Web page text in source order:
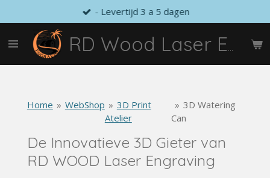
direct
naar
hoofdinhoud
RD Wood Laser Engraving
- Levertijd 3 a 5 dagen
Home » WebShop » 3D Print
Atelier
» 3D Watering
Can
De Innovatieve 3D Gieter van
RD WOOD LaserEngraving